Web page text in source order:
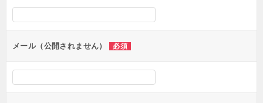
シ
ンメール（公開されません） 必須